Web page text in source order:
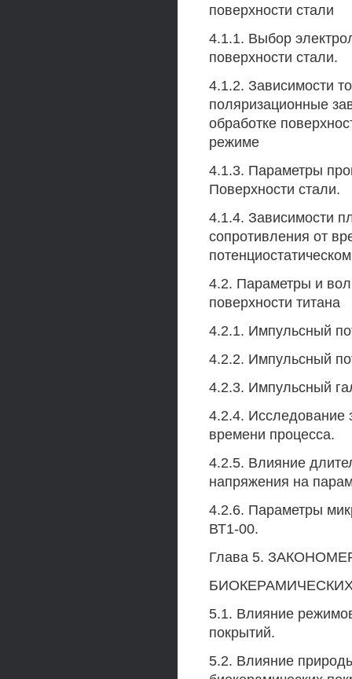
поверхности стали
4.1.1. Выбор
поверхности стали.
4.1.2. Зависимости
поляризационные
обработке
режиме
4.1.3. Параметры
Поверхности стали.
4.1.4. Зависимости
сопротивления от
4.2. Параметры и
поверхности титана
4.2.1. Импульсный
4.2.2. Импульсный
4.2.3. Импульсный
4.2.4. Исследование
времени процесса.
4.2.5. Влияние
напряжения на
4.2.6. Параметры
ВТ1-00.
Глава 5.
5.1. Влияние
покрытий.
5.2. Влияние